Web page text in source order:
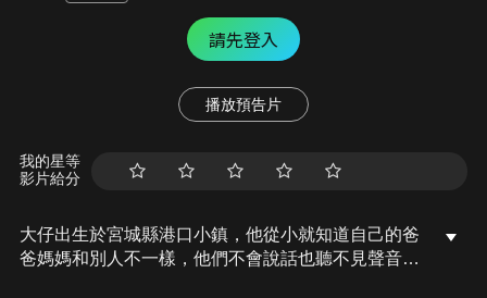
請先登入
播放預告片
我的星等
影片給分
大仔出生於宮城縣港口小鎮，他從小就知道自己的爸
爸媽媽和別人不一樣，他們不會說話也聽不見聲音，